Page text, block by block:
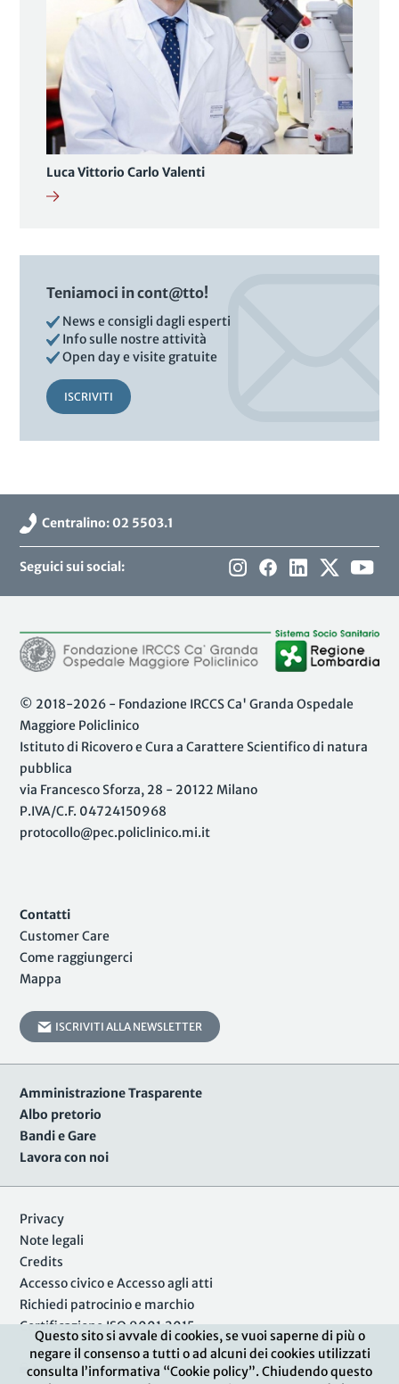
Questo sito si avvale di cookies, se vuoi saperne di più o
negare il consenso a tutti o ad alcuni dei cookies utilizzati
consulta l’informativa “Cookie policy”. Chiudendo questo
Luca Vittorio Carlo Valenti
Teniamoci in cont@tto!
News e consigli dagli esperti
Info sulle nostre attività
Open day e visite gratuite
ISCRIVITI
Centralino: 02 5503.1
Seguici sui social:
© 2018-2026 - Fondazione IRCCS Ca' Granda Ospedale
Maggiore Policlinico
Istituto di Ricovero e Cura a Carattere Scientifico di natura
pubblica
via Francesco Sforza, 28 - 20122 Milano
P.IVA/C.F. 04724150968
protocollo@pec.policlinico.mi.it
Contatti
Customer Care
Come raggiungerci
Mappa
ISCRIVITI ALLA NEWSLETTER
Amministrazione Trasparente
Albo pretorio
Bandi e Gare
Lavora con noi
Privacy
Note legali
Credits
Accesso civico e Accesso agli atti
Richiedi patrocinio e marchio
Certificazione ISO 9001:2015
Area Riservata